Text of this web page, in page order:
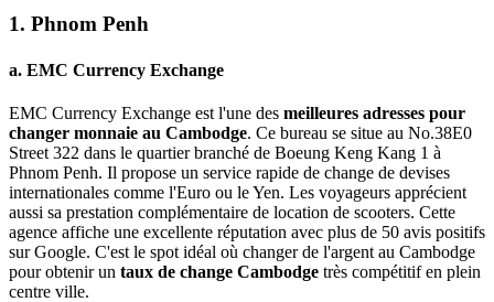
1. Phnom Penh
a. EMC Currency Exchange
EMC Currency Exchange est l'une des meilleures adresses pour
changer monnaie au Cambodge. Ce bureau se situe au No.38E0
Street 322 dans le quartier branché de Boeung Keng Kang 1 à
Phnom Penh. Il propose un service rapide de change de devises
internationales comme l'Euro ou le Yen. Les voyageurs apprécient
aussi sa prestation complémentaire de location de scooters. Cette
agence affiche une excellente réputation avec plus de 50 avis positifs
sur Google. C'est le spot idéal où changer de l'argent au Cambodge
pour obtenir un taux de change Cambodge très compétitif en plein
centre ville.